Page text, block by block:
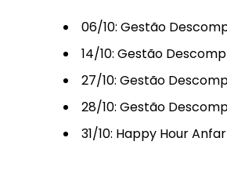
06/10: Gestão
14/10: Gestão
27/10: Gestão
28/10: Gestão
31/10: Happy Hour